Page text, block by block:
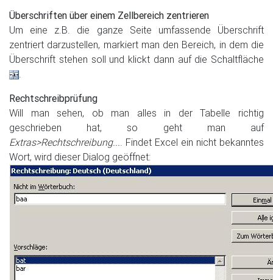
Überschriften über einem Zellbereich zentrieren
Um eine z.B. die ganze Seite umfassende Überschrift
zentriert darzustellen, markiert man den Bereich, in dem die
Überschrift stehen soll und klickt dann auf die Schaltfläche
.
Rechtschreibprüfung
Will man sehen, ob man alles in der Tabelle richtig
geschrieben hat, so geht man auf
Extras>Rechtschreibung.... Findet Excel ein nicht bekanntes
Wort, wird dieser Dialog geöffnet: